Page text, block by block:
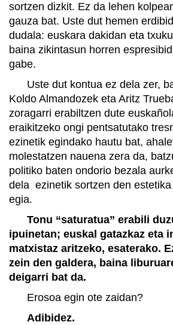
sortzen dizkit. Ez da lehen
gauza bat. Uste dut hemen
dudala: euskara dakidan eta
baina zikintasun horren
gabe.
Uste dut kontua ez dela zer,
Koldo Almandozek eta Aritz
zoragarri erabiltzen dute
eraikitzeko ongi pentsatutako
ezinetik egindako hautu bat,
molestatzen nauena zera da,
politiko baten ondorio bezala
dela ezinetik sortzen den
egia.
Tonu “saturatua” erabili
ipuinetan; euskal gatazkaz eta
matxistaz aritzeko, esaterako.
zein den galdera, baina
deigarri bat da.
Erosoa egin ote zaidan?
Adibidez.